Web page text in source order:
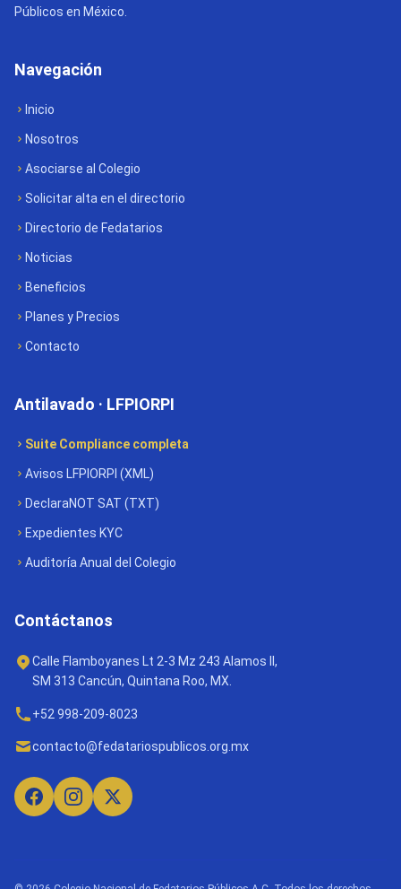
Públicos en México.
Navegación
Inicio
Nosotros
Asociarse al Colegio
Solicitar alta en el directorio
Directorio de Fedatarios
Noticias
Beneficios
Planes y Precios
Contacto
Antilavado · LFPIORPI
Suite Compliance completa
Avisos LFPIORPI (XML)
DeclaraNOT SAT (TXT)
Expedientes KYC
Auditoría Anual del Colegio
Contáctanos
Calle Flamboyanes Lt 2-3 Mz 243 Alamos II,
SM 313 Cancún, Quintana Roo, MX.
+52 998-209-8023
contacto@fedatariospublicos.org.mx